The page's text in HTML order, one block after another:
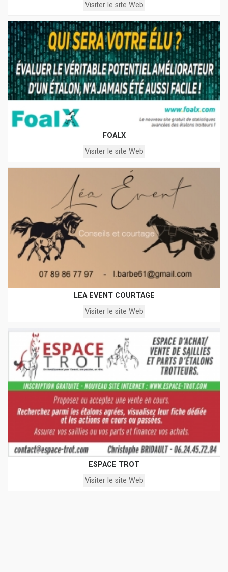
Visiter le site Web
FOALX
Visiter le site Web
LEA EVENT COURTAGE
Visiter le site Web
ESPACE TROT
Visiter le site Web